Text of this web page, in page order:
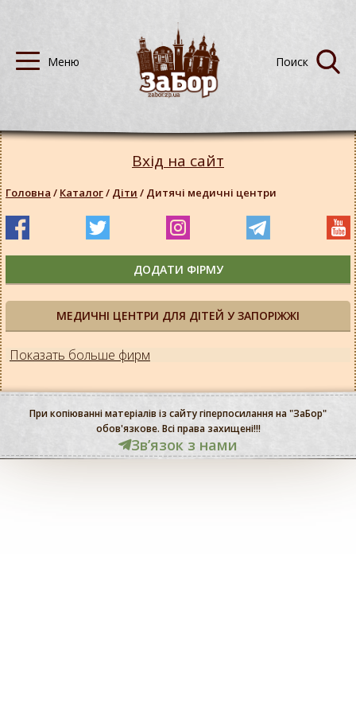
МЕДИЧНІ ЦЕНТРИ ДЛЯ ДІТЕЙ У ЗАПОРІЖЖІ
Показать больше фирм
Вхід на сайт
Головна / Каталог/ Діти / Дитячі медичні центри
ДОДАТИ ФІРМУ
При копіюванні матеріалів із сайту гіперпосилання на "ЗаБор"
обов'язкове. Всі права захищені!!!
Звʼязок з нами